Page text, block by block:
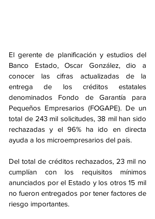
El gerente de planificación y estudios del
Banco Estado, Oscar González, dio a
conocer las cifras actualizadas de la
entrega de los créditos estatales
denominados Fondo de Garantía para
Pequeños Empresarios (FOGAPE). De un
total de 243 mil solicitudes, 38 mil han sido
rechazadas y el 96% ha ido en directa
ayuda a los microempresarios del país.
Del total de créditos rechazados, 23 mil no
cumplían con los requisitos mínimos
anunciados por el Estado y los otros 15 mil
no fueron entregados por tener factores de
riesgo importantes.